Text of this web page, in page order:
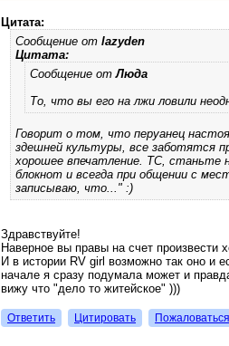
Цитата:
Сообщение от lazyden
Цитата:
Сообщение отЛюда
То, что вы его на лжи ловили
Говорит о том, что перуанец
здешней культуры, все заботятся
хорошее впечатление. ТС, станьте
блокнот и всегда при общении с
записываю, что..." :)
Здравствуйте!
Наверное вы правы на счет произвести
И в истории RV girl возможно так оно и
начале я сразу подумала может и
вижу что "дело то житейское" )))
Ответить Цитировать Пожаловаться